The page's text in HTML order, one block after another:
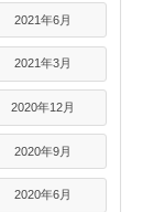
2021年6月
2021年3月
2020年12月
2020年9月
2020年6月